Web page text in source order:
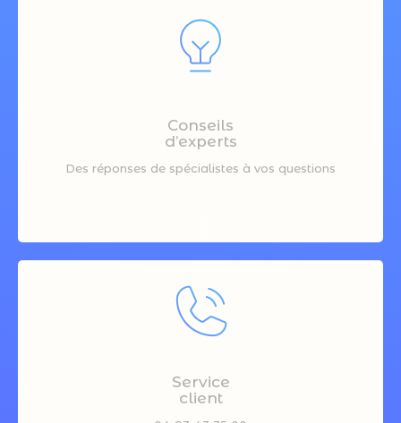
Conseils
d’experts
Des réponses de spécialistes à vos questions
Service
client